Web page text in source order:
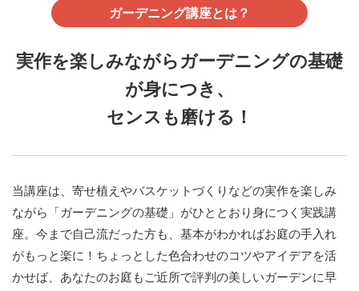
ガーデニング講座とは？
実作を楽しみながらガーデニングの基礎
が身につき、
センスも磨ける！
当講座は、寄せ植えやバスケットづくりなどの実作を楽しみ
ながら「ガーデニングの基礎」がひととおり身につく実践講
座。今まで自己流だった方も、基本がわかればお庭の手入れ
がもっと楽に！ちょっとした色合わせのコツやアイデアを活
かせば、あなたのお庭もご近所で評判の美しいガーデンに早